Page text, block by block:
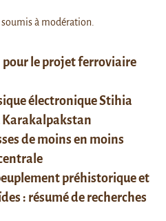
pour le projet ferroviaire
électronique Stihia
Karakalpakstan
de moins en moins
préhistorique et
: résumé de recherches
à modération.